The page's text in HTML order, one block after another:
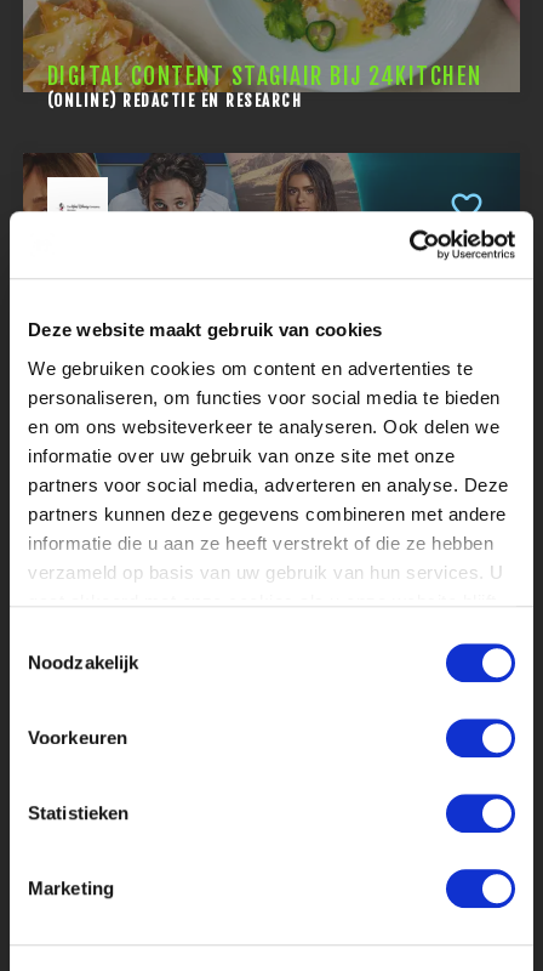
Deze website maakt gebruik van cookies
We gebruiken cookies om content en advertenties te
personaliseren, om functies voor social media te bieden
en om ons websiteverkeer te analyseren. Ook delen we
informatie over uw gebruik van onze site met onze
partners voor social media, adverteren en analyse. Deze
partners kunnen deze gegevens combineren met andere
informatie die u aan ze heeft verstrekt of die ze hebben
verzameld op basis van uw gebruik van hun services. U
Noodzakelijk
Voorkeuren
Statistieken
Marketing
DIGITAL CONTENT STAGIAIR BIJ 24KITCHEN
(ONLINE) REDACTIE EN RESEARCH
SOCIAL MEDIA INFLUENCER MARKETING
STAGIAIR DISNEY+
STAGIAIR AFFILIATE DISTRIBUTION BIJ